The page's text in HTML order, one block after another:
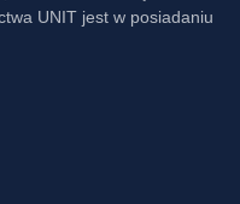
UNIT jest w posiadaniu